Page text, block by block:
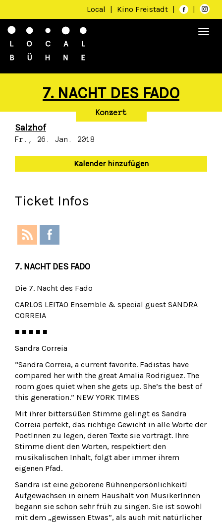
Local | Kino Freistadt | |
7. NACHT DES FADO
Konzert
Salzhof
Fr., 26. Jan. 2018
Kalender hinzufügen
Ticket Infos
7. NACHT DES FADO
Die 7. Nacht des Fado
CARLOS LEITAO Ensemble & special guest SANDRA
CORREIA
■ ■ ■ ■ ■
Sandra Correia
“Sandra Correia, a current favorite. Fadistas have
compared her with the great Amalia Rodriguez. The
room goes quiet when she gets up. She’s the best of
this generation.” NEW YORK TIMES
Mit ihrer bittersüßen Stimme gelingt es Sandra
Correia perfekt, das richtige Gewicht in alle Worte der
PoetInnen zu legen, deren Texte sie vorträgt. Ihre
Stimme dient den Worten, respektiert den
musikalischen Inhalt, folgt aber immer ihrem
eigenen Pfad.
Sandra ist eine geborene Bühnenpersönlichkeit!
Aufgewachsen in einem Haushalt von MusikerInnen
begann sie schon sehr früh zu singen. Sie ist sowohl
mit dem „gewissen Etwas”, als auch mit natürlicher